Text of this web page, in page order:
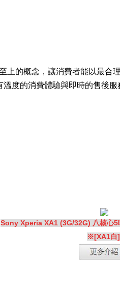
上的概念，讓消費者能以最合
度的消費體驗與即時的售後服
Sony Xperia XA1 (3G/32G) 八核心
※[XA1白